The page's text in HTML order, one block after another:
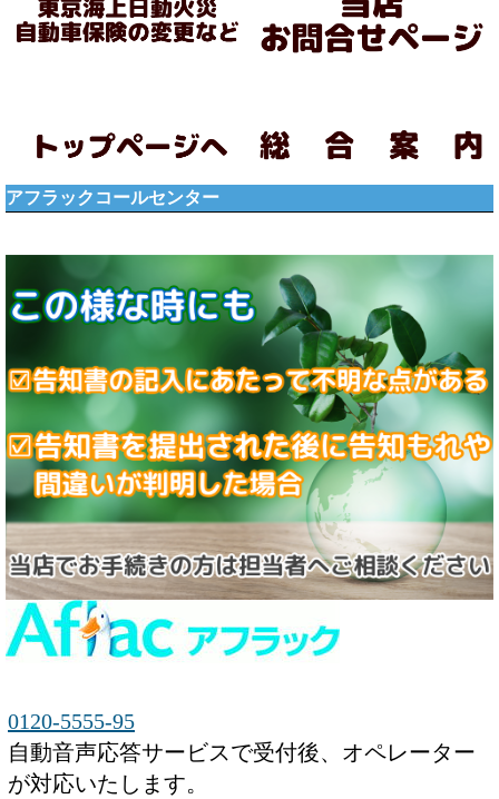
アフラックコールセンター
0120-5555-95
自動音声応答サービスで受付後、オペレーター
が対応いたします。